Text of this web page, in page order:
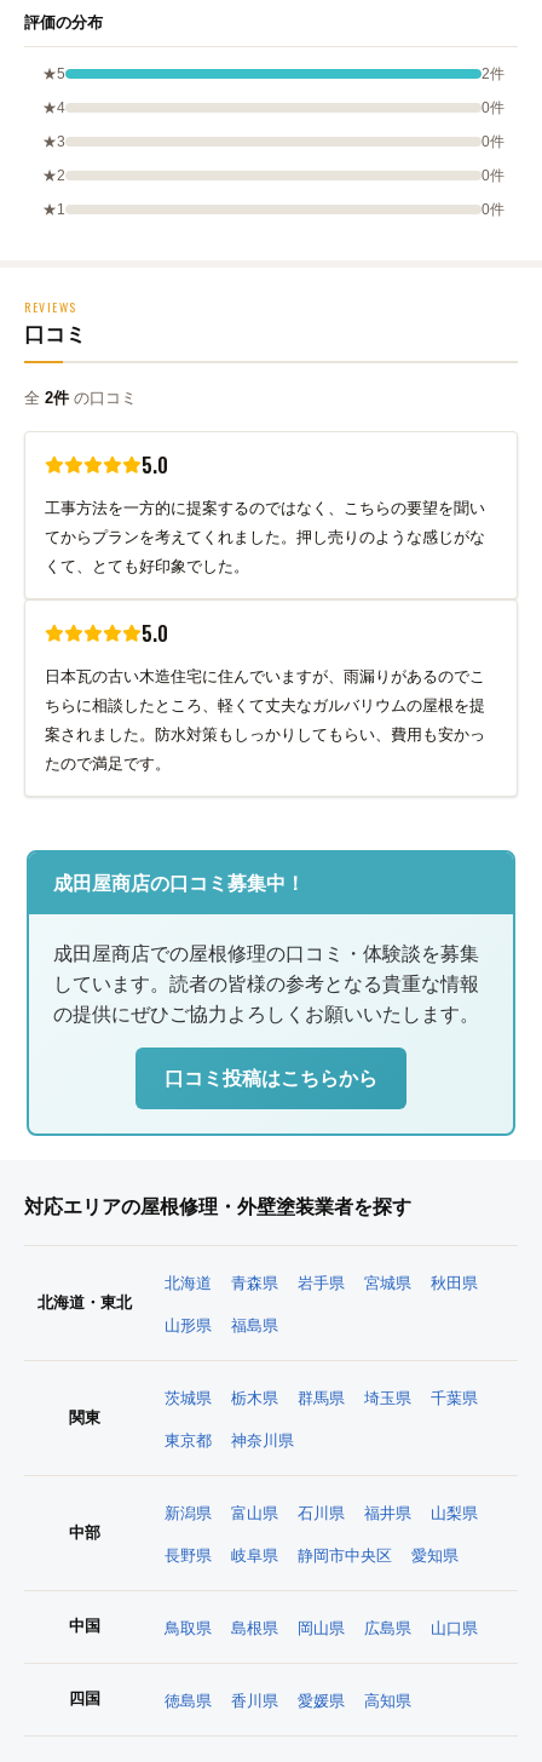
評価の分布
★5
2件
★4
0件
★3
0件
★2
0件
★1
0件
REVIEWS
口コミ
全 2件 の口コミ
5.0
工事方法を一方的に提案するのではなく、こちらの要望を聞い
てからプランを考えてくれました。押し売りのような感じがな
くて、とても好印象でした。
5.0
日本瓦の古い木造住宅に住んでいますが、雨漏りがあるのでこ
ちらに相談したところ、軽くて丈夫なガルバリウムの屋根を提
案されました。防水対策もしっかりしてもらい、費用も安かっ
たので満足です。
成田屋商店の口コミ募集中！
成田屋商店での屋根修理の口コミ・体験談を募集
しています。読者の皆様の参考となる貴重な情報
の提供にぜひご協力よろしくお願いいたします。
口コミ投稿はこちらから
対応エリアの屋根修理・外壁塗装業者を探す
北海道・東北
北海道 青森県 岩手県 宮城県 秋田県
山形県 福島県
関東
茨城県 栃木県 群馬県 埼玉県 千葉県
東京都 神奈川県
中部
新潟県 富山県 石川県 福井県 山梨県
長野県 岐阜県 静岡市中央区 愛知県
中国 鳥取県 島根県 岡山県 広島県 山口県
四国 徳島県 香川県 愛媛県 高知県